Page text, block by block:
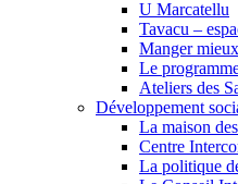
U Marcatellu
Tavacu –
Manger
Le
Ateliers des
Développement
La maison
Centre
La politique